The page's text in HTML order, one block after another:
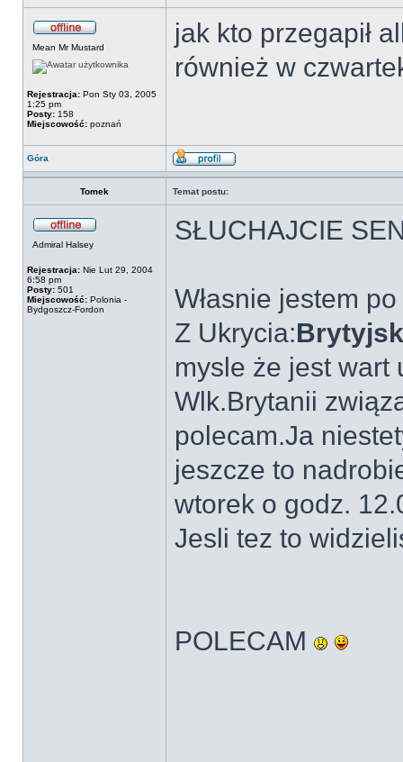
Mean Mr Mustard
Rejestracja: Pon Sty 03, 2005
1:25 pm
Posty: 158
Miejscowość: poznań
jak kto przegapił
również w
Góra
Tomek Temat postu:
Admiral Halsey
Rejestracja: Nie Lut 29, 2004
6:58 pm
Posty: 501
Miejscowość: Polonia -
Bydgoszcz-Fordon
SŁUCHAJCIE
Własnie jestem
Z Ukrycia:
mysle że jest wart
Wlk.Brytanii
polecam.Ja
jeszcze to
wtorek o godz.
Jesli tez to
POLECAM